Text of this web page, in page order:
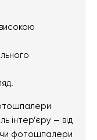
інтер’єру — від
фотошпалери